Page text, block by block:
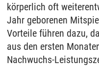
körperlich oft
Jahr geborenen
Vorteile führen dazu,
aus den ersten
Nachwuchs-